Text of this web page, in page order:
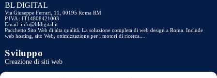
BL DIGITAL
Via Giuseppe Ferrari, 11, 00195 Roma RM
P.IVA : IT14808421003
Email :info@bldigital.it
Pacchetto Sito Web di alta qualità. La soluzione completa di web design a Roma. Include
web hosting, sito Web, ottimizzazione per i motori di ricerca....
Sviluppo
Creazione di siti web